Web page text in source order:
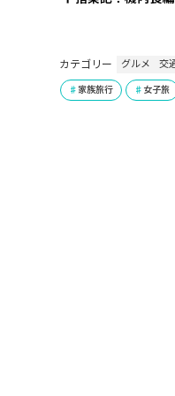
カテゴリー
グルメ 交
家族旅行 女子旅